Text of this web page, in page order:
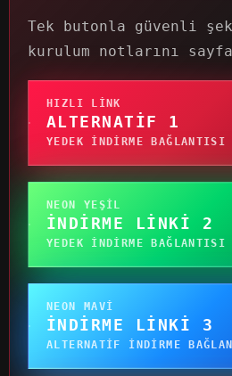
Tek butonla güvenli
kurulum notlarını
HIZLI LINK
ALTERNATIF 1
YEDEK INDIRME BAĞLANTISI
NEON YEŞIL
İNDIRME LINKI 2
YEDEK INDIRME BAĞLANTISI
NEON MAVI
İNDIRME LINKI 3
ALTERNATIF INDIRME